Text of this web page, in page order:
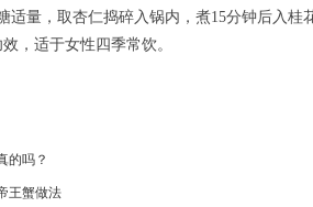
适量，取杏仁捣碎入锅内，煮15分钟后入
，适于女性四季常饮。
的吗？
王蟹做法